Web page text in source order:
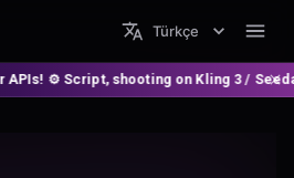
Türkçe
shooting on Kling 3 / Seedance 2